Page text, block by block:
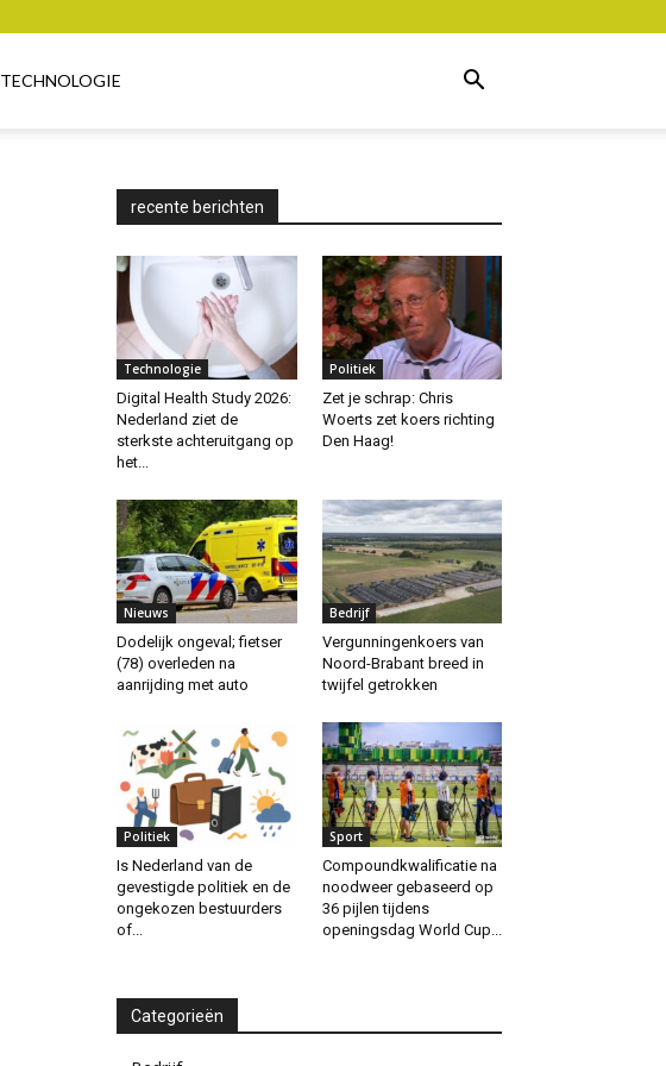
TECHNOLOGIE
recente berichten
Technologie
Digital Health Study 2026:
Nederland ziet de
sterkste achteruitgang op
het...
Politiek
Zet je schrap: Chris
Woerts zet koers richting
Den Haag!
Nieuws
Dodelijk ongeval; fietser
(78) overleden na
aanrijding met auto
Bedrijf
Vergunningenkoers van
Noord-Brabant breed in
twijfel getrokken
Politiek
Is Nederland van de
gevestigde politiek en de
ongekozen bestuurders
of...
Sport
Compoundkwalificatie na
noodweer gebaseerd op
36 pijlen tijdens
openingsdag World Cup...
Categorieën